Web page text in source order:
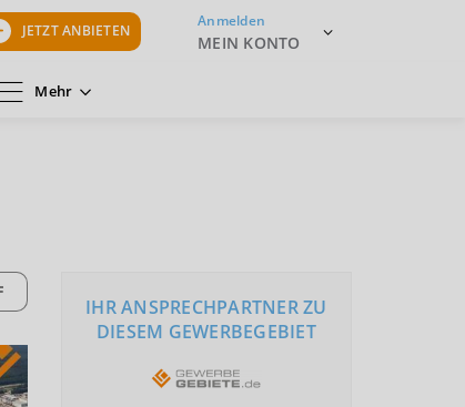
JETZT ANBIETEN
Anmelden
MEIN KONTO
Mehr
IHR ANSPRECHPARTNER ZU
DIESEM GEWERBEGEBIET